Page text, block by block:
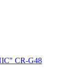
CR-G48